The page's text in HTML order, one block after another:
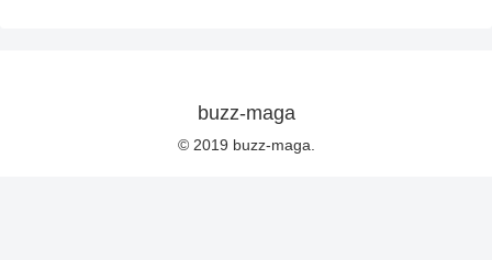
buzz-maga
© 2019 buzz-maga.